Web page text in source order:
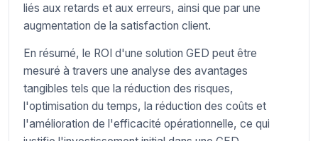
liés aux retards et aux erreurs, ainsi que par une
augmentation de la satisfaction client.
En résumé, le ROI d'une solution GED peut être
mesuré à travers une analyse des avantages
tangibles tels que la réduction des risques,
l'optimisation du temps, la réduction des coûts et
l'amélioration de l'efficacité opérationnelle, ce qui